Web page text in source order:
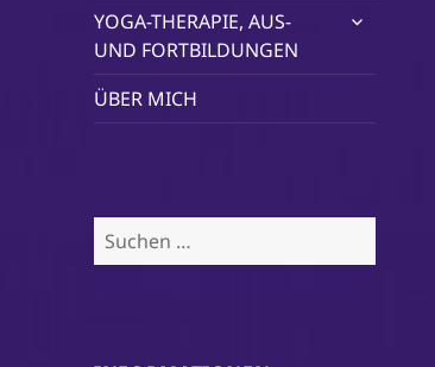
YOGA-THERAPIE, AUS-
UND FORTBILDUNGEN
untermenü
ÜBER MICH
Suchen
nach: